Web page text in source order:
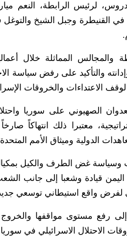
لرئيس الرابطة، النعم
في القنيطرة وجبل الشيخ
المماثلة خلال
والتأكيد على رفض سياسة
الاعتداءات والخروقات
الصهيوني على سوريا
معتبرا ذلك انتهاكاً
الدولية وميثاق الأمم
غض الطرف والكيل
قيادة وشعبا إلى جانب
لفرض واقع استيطاني توسعي
إلى رفع مستوى مواقفها
الاحتلال الاسرائيلي في